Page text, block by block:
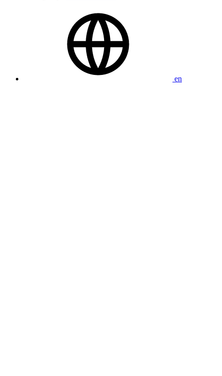
en